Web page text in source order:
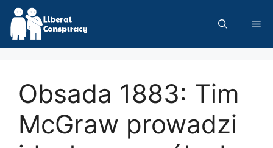
Skip
content
Obsada 1883: Tim
McGraw prowadzi